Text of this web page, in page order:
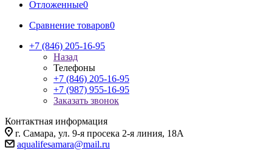
Отложенные0
Сравнение товаров0
+7 (846) 205-16-95
Назад
Телефоны
+7 (846) 205-16-95
+7 (987) 955-16-95
Заказать звонок
Контактная информация
г. Самара, ул. 9-я просека 2-я линия, 18А
aqualifesamara@mail.ru